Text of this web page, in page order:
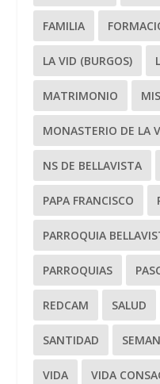
FAMILIA
LA VID (BURGOS)
MATRIMONIO
MONASTERIO DE LA
NS DE BELLAVISTA
PAPA FRANCISCO
PARROQUIA
PARROQUIAS
REDCAM SALUD
SANTIDAD
VIDA VIDA